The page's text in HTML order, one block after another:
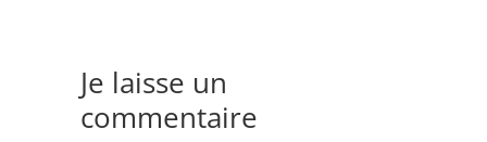
Je laisse un
commentaire